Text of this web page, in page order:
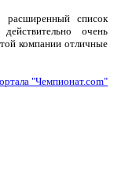
расширенный список
очень
компании отличные
"Чемпионат.com"